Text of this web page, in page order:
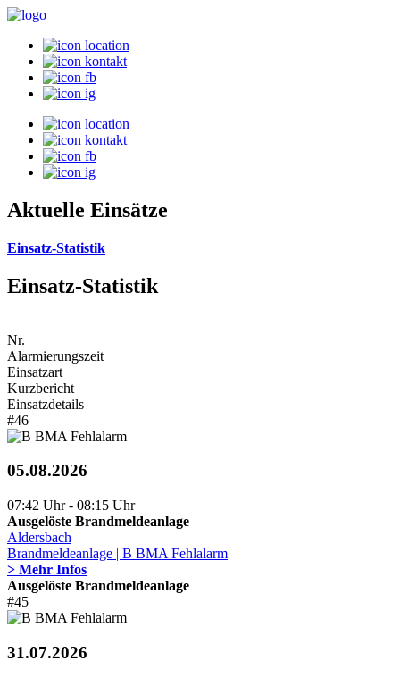
Aktuelle Einsätze
Einsatz-Statistik
Einsatz-Statistik
Nr.
Alarmierungszeit
Einsatzart
Kurzbericht
Einsatzdetails
#46
05.08.2026
07:42 Uhr - 08:15 Uhr
Ausgelöste Brandmeldeanlage
Aldersbach
Brandmeldeanlage | B BMA Fehlalarm
> Mehr Infos
Ausgelöste Brandmeldeanlage
#45
31.07.2026